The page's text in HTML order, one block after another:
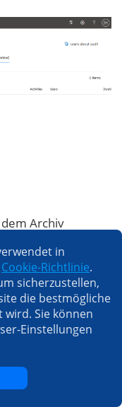
Archiv
dass die
Datensicherung
verwaltenim
aus und klicken
in
Cookie-Richtlinie.
sicherzustellen,
die bestmögliche
Sie können
Einstellungen